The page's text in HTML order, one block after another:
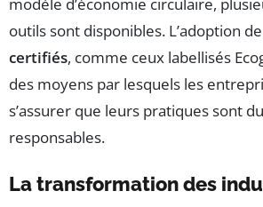
outils sont disponibles. L’adoption de
certifiés, comme ceux labellisés
des moyens par lesquels les
s’assurer que leurs pratiques sont
responsables.
La transformation des